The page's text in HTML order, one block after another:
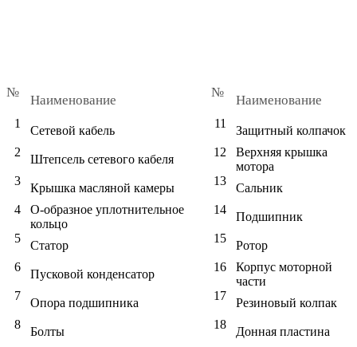
№
Наименование
№
Наименование
1
Сетевой кабель
11
Защитный колпачок
2
Штепсель сетевого кабеля
12 Верхняя крышка
мотора
3
Крышка масляной камеры
13
Сальник
4 О-образное уплотнительное
кольцо
14
Подшипник
5
Статор
15
Ротор
6
Пусковой конденсатор
16 Корпус моторной
части
7
Опора подшипника
17
Резиновый колпак
8
Болты
18
Донная пластина